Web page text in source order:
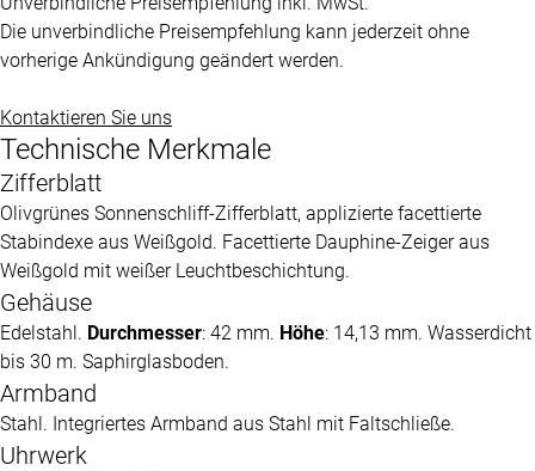
Die unverbindliche Preisempfehlung kann jederzeit ohne
vorherige Ankündigung geändert werden.
Kontaktieren Sie uns
Technische Merkmale
Zifferblatt
Olivgrünes Sonnenschliff-Zifferblatt, applizierte facettierte
Stabindexe aus Weißgold. Facettierte Dauphine-Zeiger aus
Weißgold mit weißer Leuchtbeschichtung.
Gehäuse
Edelstahl. Durchmesser: 42 mm. Höhe: 14,13 mm. Wasserdicht
bis 30 m. Saphirglasboden.
Armband
Stahl. Integriertes Armband aus Stahl mit Faltschließe.
Uhrwerk